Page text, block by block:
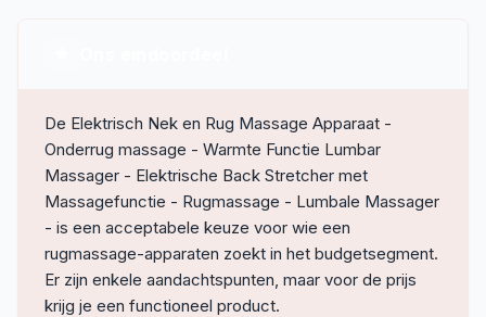
De Elektrisch Nek en Rug Massage Apparaat -
Onderrug massage - Warmte Functie Lumbar
Massager - Elektrische Back Stretcher met
Massagefunctie - Rugmassage - Lumbale Massager
- is een acceptabele keuze voor wie een
rugmassage-apparaten zoekt in het budgetsegment.
Er zijn enkele aandachtspunten, maar voor de prijs
krijg je een functioneel product.